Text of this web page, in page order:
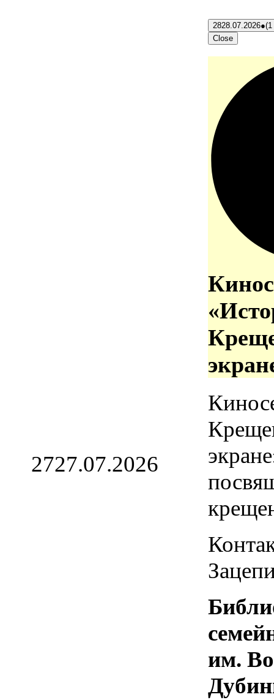
2727.07.2026
2828.07.2026●(1
Close
им.